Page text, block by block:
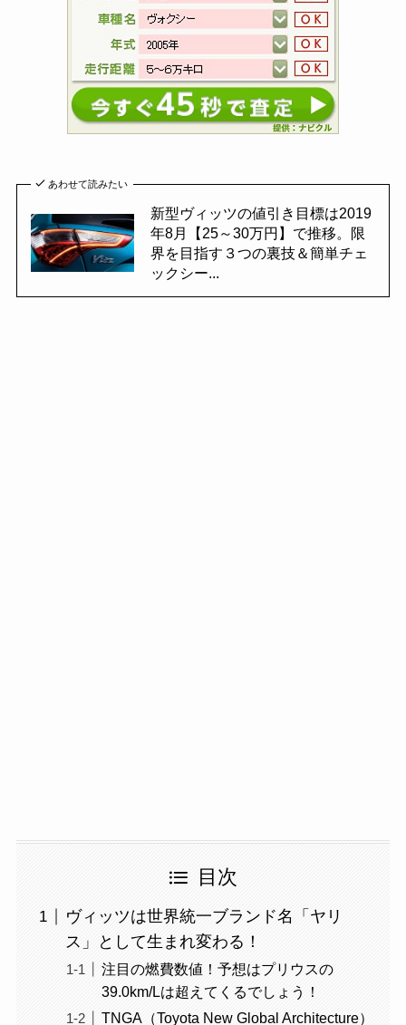
あわせて読みたい
新型ヴィッツの値引き目標は2019
年8月【25～30万円】で推移。限
界を目指す３つの裏技＆簡単チェ
ックシー...
目次
ヴィッツは世界統一ブランド名「ヤリ
ス」として生まれ変わる！
注目の燃費数値！予想はプリウスの
39.0km/Lは超えてくるでしょう！
TNGA（Toyota New Global Architecture）